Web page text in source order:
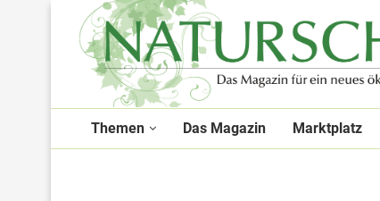
Themen Das Magazin Marktplatz